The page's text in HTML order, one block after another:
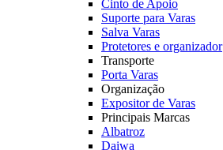
Cinto de Apoio
Suporte para Varas
Salva Varas
Protetores e organizador
Transporte
Porta Varas
Organização
Expositor de Varas
Principais Marcas
Albatroz
Daiwa